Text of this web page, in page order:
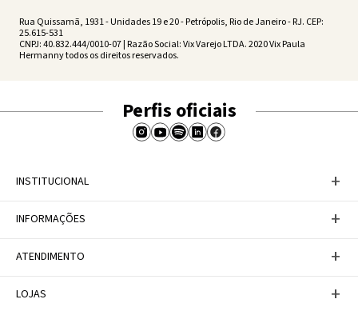
Rua Quissamã, 1931 - Unidades 19 e 20 - Petrópolis, Rio de Janeiro - RJ. CEP:
25.615-531
CNPJ: 40.832.444/0010-07 | Razão Social: Vix Varejo LTDA. 2020 Vix Paula
Hermanny todos os direitos reservados.
Perfis oficiais
INSTITUCIONAL +
A Marca
Trabalhe conosco
INFORMAÇÕES +
Política de Privacidade
Tabela de Medidas
ATENDIMENTO +
Personal Shopper
LOJAS +